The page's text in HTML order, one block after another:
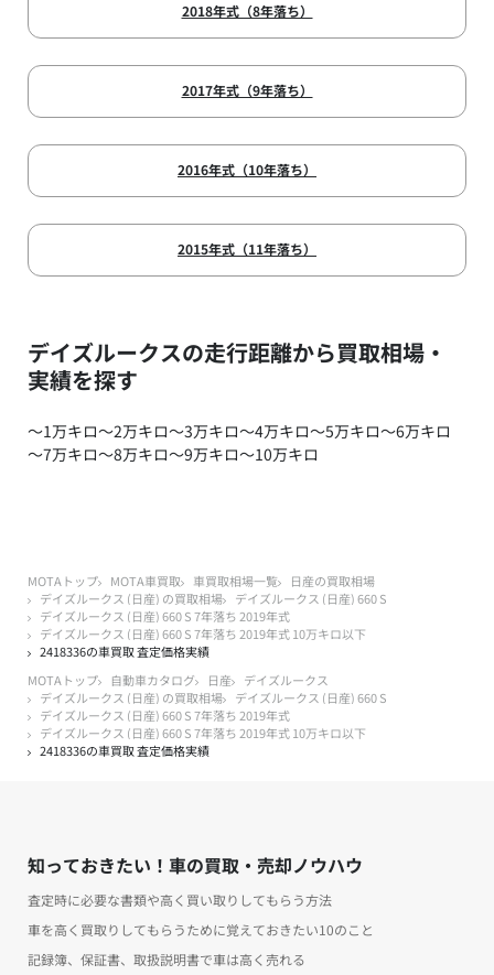
2018年式（8年落ち）
2017年式（9年落ち）
2016年式（10年落ち）
2015年式（11年落ち）
デイズルークスの走行距離から買取相場・
実績を探す
～1万キロ～2万キロ～3万キロ～4万キロ～5万キロ～6万キロ
～7万キロ～8万キロ～9万キロ～10万キロ
MOTAトップ MOTA車買取 車買取相場一覧
日産の買取相場
デイズルークス (日産) の買取相場
デイズルークス (日産) 660 S
デイズルークス (日産) 660 S 7年落ち 2019年式
デイズルークス (日産) 660 S 7年落ち 2019年式 10万キロ以下
2418336の車買取 査定価格実績
MOTAトップ
自動車カタログ 日産
デイズルークス
デイズルークス (日産) の買取相場
デイズルークス (日産) 660 S
デイズルークス (日産) 660 S 7年落ち 2019年式
デイズルークス (日産) 660 S 7年落ち 2019年式 10万キロ以下
2418336の車買取 査定価格実績
知っておきたい！車の買取・売却ノウハウ
査定時に必要な書類や高く買い取りしてもらう方法
車を高く買取りしてもらうために覚えておきたい10のこと
記録簿、保証書、取扱説明書で車は高く売れる